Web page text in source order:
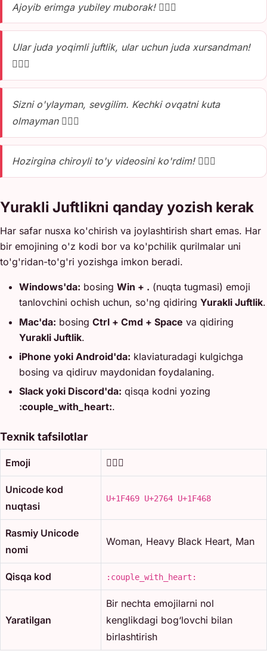
Ajoyib erimga yubiley muborak! 👩‍❤️‍👨
Ular juda yoqimli juftlik, ular uchun juda xursandman!
👩‍❤️‍👨
Sizni o'ylayman, sevgilim. Kechki ovqatni kuta
olmayman 👩‍❤️‍👨
Hozirgina chiroyli to'y videosini ko'rdim! 👩‍❤️‍👨
Yurakli Juftlikni qanday yozish kerak
Har safar nusxa ko'chirish va joylashtirish shart emas. Har
bir emojining o'z kodi bor va ko'pchilik qurilmalar uni
to'g'ridan-to'g'ri yozishga imkon beradi.
Windows'da: bosing Win + . (nuqta tugmasi) emoji
tanlovchini ochish uchun, so'ng qidiring Yurakli Juftlik.
Mac'da: bosing Ctrl + Cmd + Space va qidiring
Yurakli Juftlik.
iPhone yoki Android'da: klaviaturadagi kulgichga
bosing va qidiruv maydonidan foydalaning.
Slack yoki Discord'da: qisqa kodni yozing
:couple_with_heart:.
Texnik tafsilotlar
Emoji 👩‍❤️‍👨
Unicode kod
nuqtasi
U+1F469 U+2764 U+1F468
Rasmiy Unicode
nomi
Woman, Heavy Black Heart, Man
Qisqa kod :couple_with_heart:
Yaratilgan
Bir nechta emojilarni nol
kenglikdagi bog‘lovchi bilan
birlashtirish